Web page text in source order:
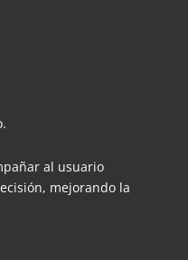
al usuario
mejorando la